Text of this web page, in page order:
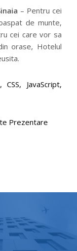
– Pentru cei
de munte,
cei care vor sa
orase, Hotelul
CSS, JavaScript,
Prezentare